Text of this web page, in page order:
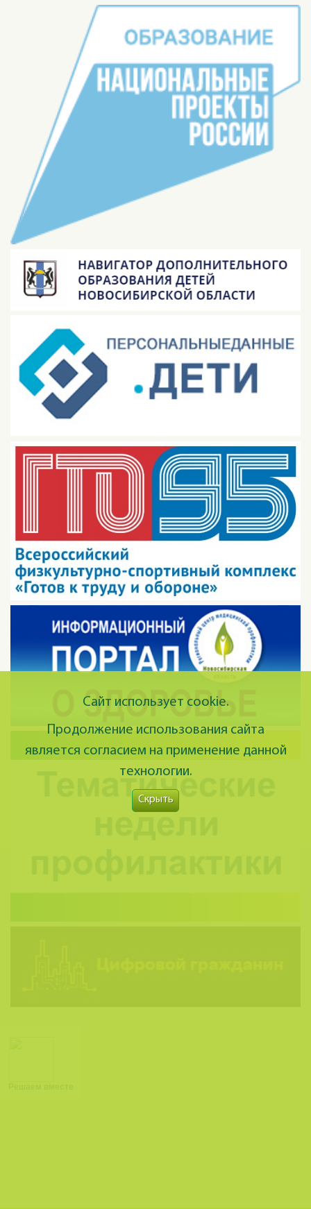
Сайт использует cookie.
Продолжение использования сайта
является согласием на применение данной
технологии.
Скрыть